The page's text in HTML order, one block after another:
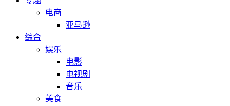
电商
亚马逊
综合
娱乐
电影
电视剧
音乐
美食